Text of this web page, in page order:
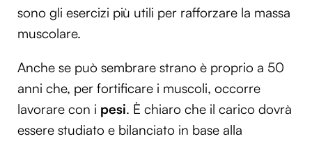
sono gli esercizi più utili per rafforzare la massa
muscolare.
Anche se può sembrare strano è proprio a 50
anni che, per fortificare i muscoli, occorre
lavorare con i pesi. È chiaro che il carico dovrà
essere studiato e bilanciato in base alla